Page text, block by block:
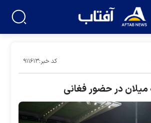
کد خبر:۹۱۱۶۱۳
میلان در حضور فغانی